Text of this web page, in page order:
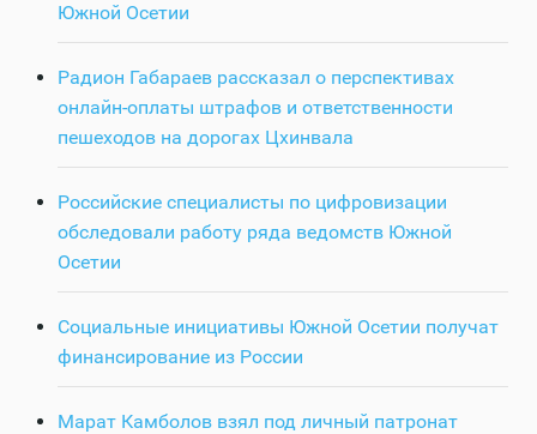
Южной Осетии
Радион Габараев рассказал о перспективах
онлайн-оплаты штрафов и ответственности
пешеходов на дорогах Цхинвала
Российские специалисты по цифровизации
обследовали работу ряда ведомств Южной
Осетии
Социальные инициативы Южной Осетии получат
финансирование из России
Марат Камболов взял под личный патронат